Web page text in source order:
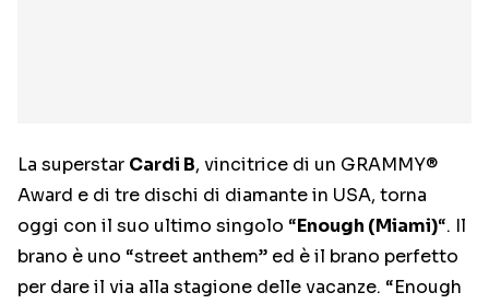
La superstar Cardi B, vincitrice di un GRAMMY®
Award e di tre dischi di diamante in USA, torna
oggi con il suo ultimo singolo “Enough (Miami)“. Il
brano è uno “street anthem” ed è il brano perfetto
per dare il via alla stagione delle vacanze. “Enough